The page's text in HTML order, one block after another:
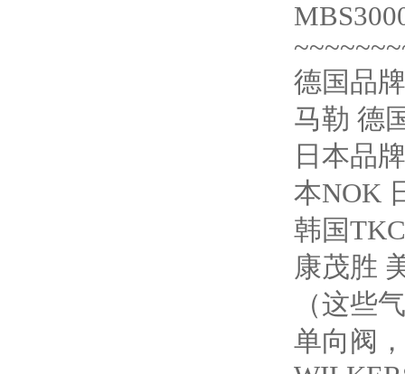
德国品
马勒 德
日本品
本NOK
韩国
康茂胜
（这些
单向阀